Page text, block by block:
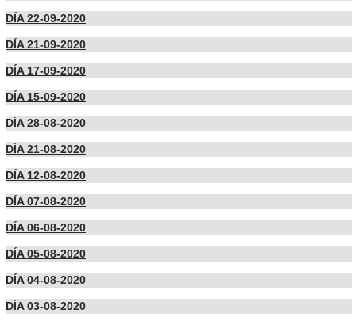
DÍA 22-09-2020
DÍA 21-09-2020
DÍA 17-09-2020
DÍA 15-09-2020
DÍA 28-08-2020
DÍA 21-08-2020
DÍA 12-08-2020
DÍA 07-08-2020
DÍA 06-08-2020
DÍA 05-08-2020
DÍA 04-08-2020
DÍA 03-08-2020